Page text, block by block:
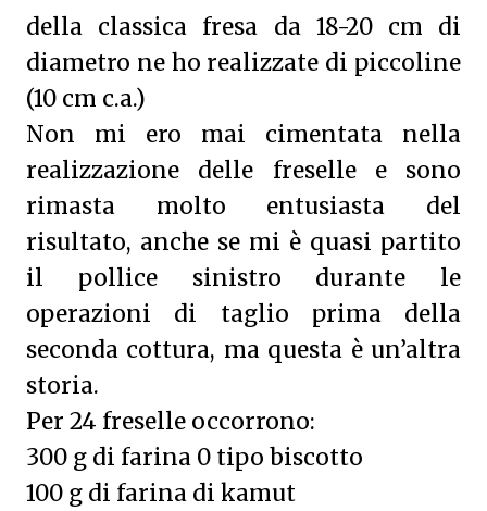
della classica fresa da 18-20 cm di
diametro ne ho realizzate di piccoline
(10 cm c.a.)
Non mi ero mai cimentata nella
realizzazione delle freselle e sono
rimasta molto entusiasta del
risultato, anche se mi è quasi partito
il pollice sinistro durante le
operazioni di taglio prima della
seconda cottura, ma questa è un’altra
storia.
Per 24 freselle occorrono:
300 g di farina 0 tipo biscotto
100 g di farina di kamut